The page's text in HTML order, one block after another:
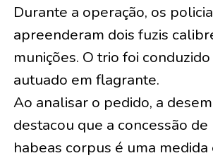
Durante a operação, os
apreenderam dois fuzis
munições. O trio foi
autuado em flagrante.
Ao analisar o pedido, a
destacou que a concessão
habeas corpus é uma